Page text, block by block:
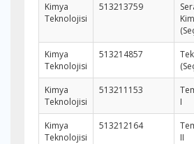
Kimya
Teknolojisi
513213759
Kimya
Teknolojisi
513214857
Kimya
Teknolojisi
513211153
I
Kimya
Teknolojisi
513212164
II